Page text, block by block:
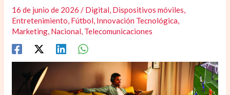
16 de junio de 2026/ Digital, Dispositivos móviles,
Entretenimiento, Fútbol, Innovación Tecnológica,
Marketing, Nacional, Telecomunicaciones